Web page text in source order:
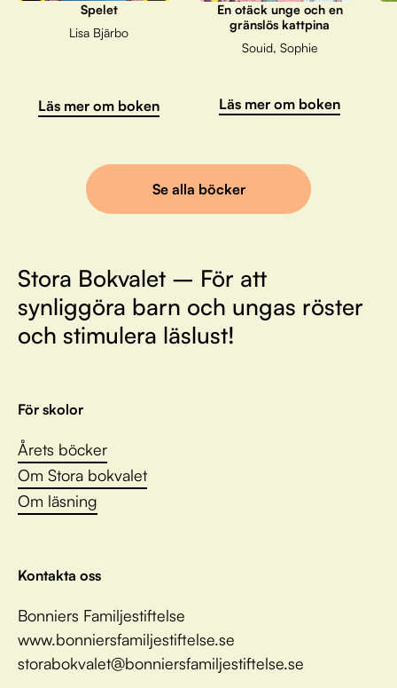
Spelet
Lisa Bjärbo
Läs mer om boken
En otäck unge och en
gränslös kattpina
Souid, Sophie
Läs mer om boken
Se alla böcker
Stora Bokvalet – För att
synliggöra barn och ungas röster
och stimulera läslust!
För skolor
Årets böcker
Om Stora bokvalet
Om läsning
Kontakta oss
Bonniers Familjestiftelse
www.bonniersfamiljestiftelse.se
storabokvalet@bonniersfamiljestiftelse.se